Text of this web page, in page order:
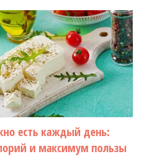
есть каждый день:
и максимум пользы